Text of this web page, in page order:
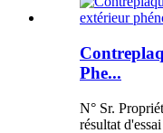
Phe...
N° Sr.
résultat